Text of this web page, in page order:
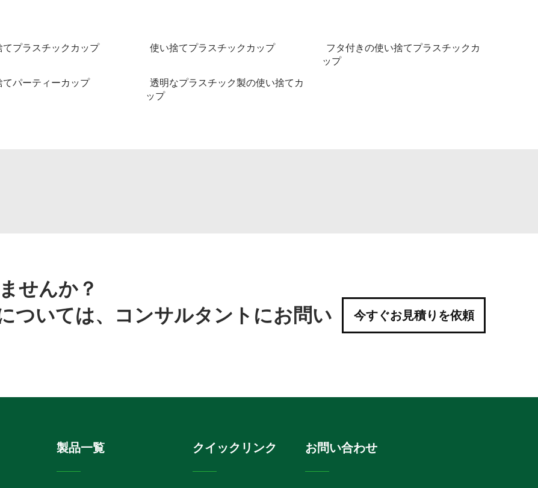
てプラスチックカップ 使い捨てプラスチックカップ
フタ付きの使い捨てプラスチックカ
ップ
てパーティーカップ
透明なプラスチック製の使い捨てカ
ップ
せんか？
ついては、コンサルタントにお問い
今すぐお見積りを依頼
製品一覧 クイックリンク お問い合わせ